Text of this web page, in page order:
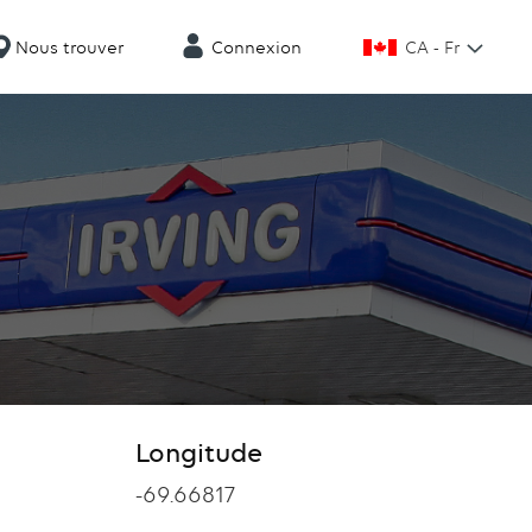
Nous trouver Connexion CA - Fr
Longitude
Longitude
-69.66817